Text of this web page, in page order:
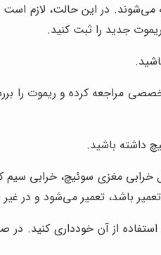
در این حالت، لازم
جدید را ثبت کنید.
مراجعه کرده و ریموت را
داشته باشید.
مغزی سوئیچ، خرابی سیم
باشد، تعمیر می‌شود و در
از آن خودداری کنید.